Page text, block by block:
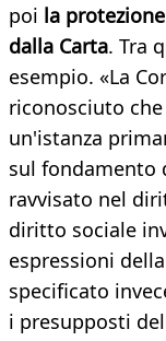
poi la
dalla Carta. Tra
esempio. «La
riconosciuto che
un'istanza
sul fondamento
ravvisato nel
diritto sociale
espressioni
specificato
i presupposti